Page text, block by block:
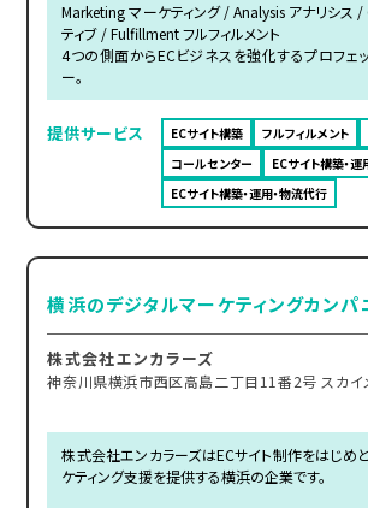
Marketing マーケティング / Analysis アナリシス
ティブ / Fulfillment フルフィルメント
4つの側面からECビジネスを強化するプロフェ
ー。
提供サービス ECサイト構築 フルフィルメント
コールセンター
ECサイト構築・運
ECサイト構築・運用・物流代行
横浜のデジタルマーケティングカンパ
株式会社エンカラーズ
神奈川県横浜市西区高島二丁目11番2号 スカイ
株式会社エンカラーズはECサイト制作をはじめ
ケティング支援を提供する横浜の企業です。